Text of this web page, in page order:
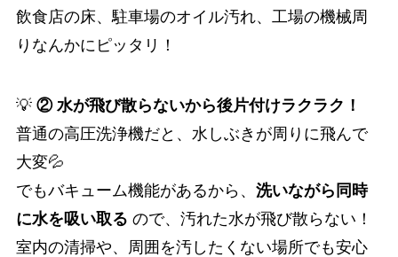
飲食店の床、駐車場のオイル汚れ、工場の機械周
りなんかにピッタリ！
💡 ② 水が飛び散らないから後片付けラクラク！
普通の高圧洗浄機だと、水しぶきが周りに飛んで
大変💦
でもバキューム機能があるから、 洗いながら同時
に水を吸い取る ので、汚れた水が飛び散らない！
室内の清掃や、周囲を汚したくない場所でも安心